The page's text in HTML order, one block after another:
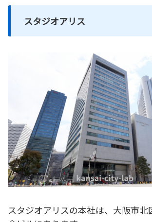
スタジオアリス
スタジオアリスの本社は、大阪市北